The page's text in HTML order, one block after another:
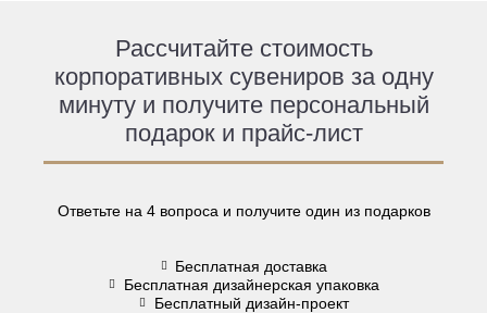
Рассчитайте стоимость
корпоративных сувениров за одну
минуту и получите персональный
подарок и прайс-лист
Ответьте на 4 вопроса и получите один из подарков
Бесплатная доставка
Бесплатная дизайнерская упаковка
Бесплатный дизайн-проект